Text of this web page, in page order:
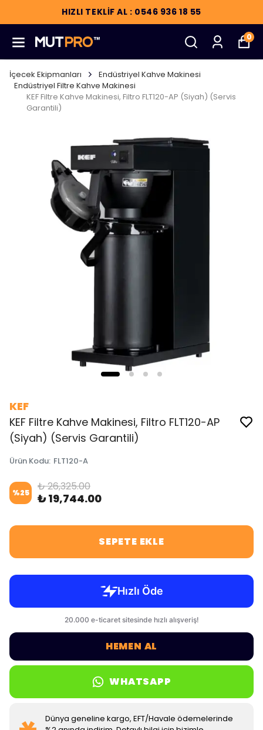
HIZLI TEKLİF AL : 0546 936 18 55
0
İçecek Ekipmanları
Endüstriyel Kahve Makinesi
Endüstriyel Filtre Kahve Makinesi
KEF Filtre Kahve Makinesi, Filtro FLT120-AP (Siyah) (Servis
Garantili)
KEF
KEF Filtre Kahve Makinesi, Filtro FLT120-AP
(Siyah) (Servis Garantili)
Ürün Kodu: FLT120-A
%25 ₺ 26,325.00
₺ 19,744.00
SEPETE EKLE
HEMEN AL
WHATSAPP
Dünya geneline kargo, EFT/Havale ödemelerinde